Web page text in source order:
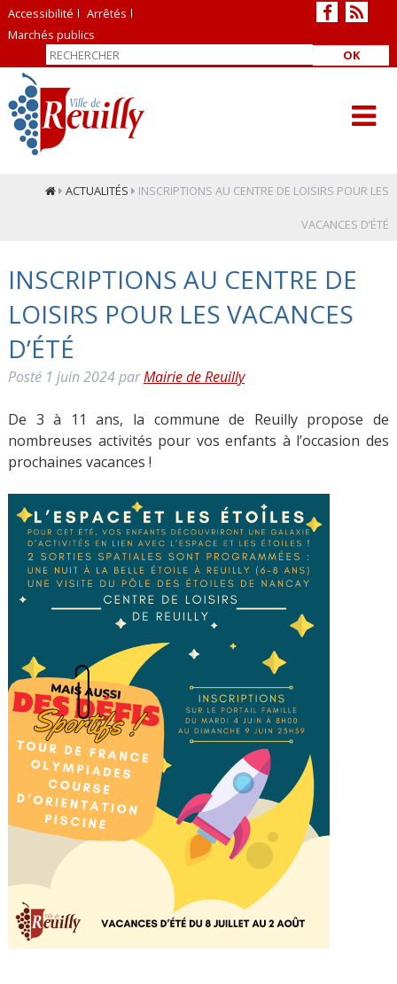
Accessibilité
Arrêtés
Marchés publics
OK
ACTUALITÉS INSCRIPTIONS AU CENTRE DE LOISIRS POUR LES
VACANCES D’ÉTÉ
INSCRIPTIONS AU CENTRE DE
LOISIRS POUR LES VACANCES
D’ÉTÉ
Posté 1 juin 2024parMairie de Reuilly
De 3 à 11 ans, la commune de Reuilly propose de
nombreuses activités pour vos enfants à l’occasion des
prochaines vacances !